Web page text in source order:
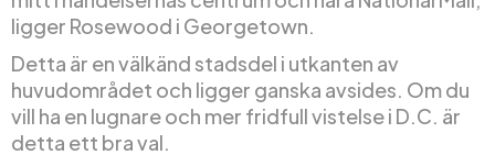
ligger Rosewood i Georgetown.
Detta är en välkänd stadsdel i utkanten av
huvudområdet och ligger ganska avsides. Om du
vill ha en lugnare och mer fridfull vistelse i D.C. är
detta ett bra val.